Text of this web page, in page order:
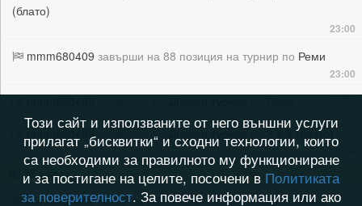
(блато)
23:00
mmm680409 завърши на 88 позиция на турнир по Реми
23:00
14:27
mmm680409се записа на 3.5.8 (блато)
14:26
26 април
mmm680409завърши на 75 позиция на турнир поРеми
Този сайт и използваните от него външни услуги
прилагат „бисквитки“ и сходни технологии, които
са необходими за правилното му функциониране
и за постигане на целите, посочени в Политиката
за поверителност. За повече информация или ако